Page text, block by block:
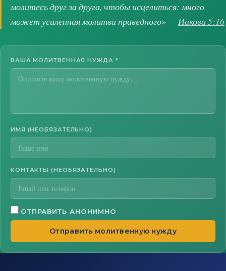
молитесь друг за друга, чтобы исцелиться: много
может усиленная молитва праведного» —Иакова 5:16
ВАША МОЛИТВЕННАЯ НУЖДА *
ИМЯ (НЕОБЯЗАТЕЛЬНО)
КОНТАКТЫ (НЕОБЯЗАТЕЛЬНО)
ОТПРАВИТЬ АНОНИМНО
Отправить молитвенную нужду